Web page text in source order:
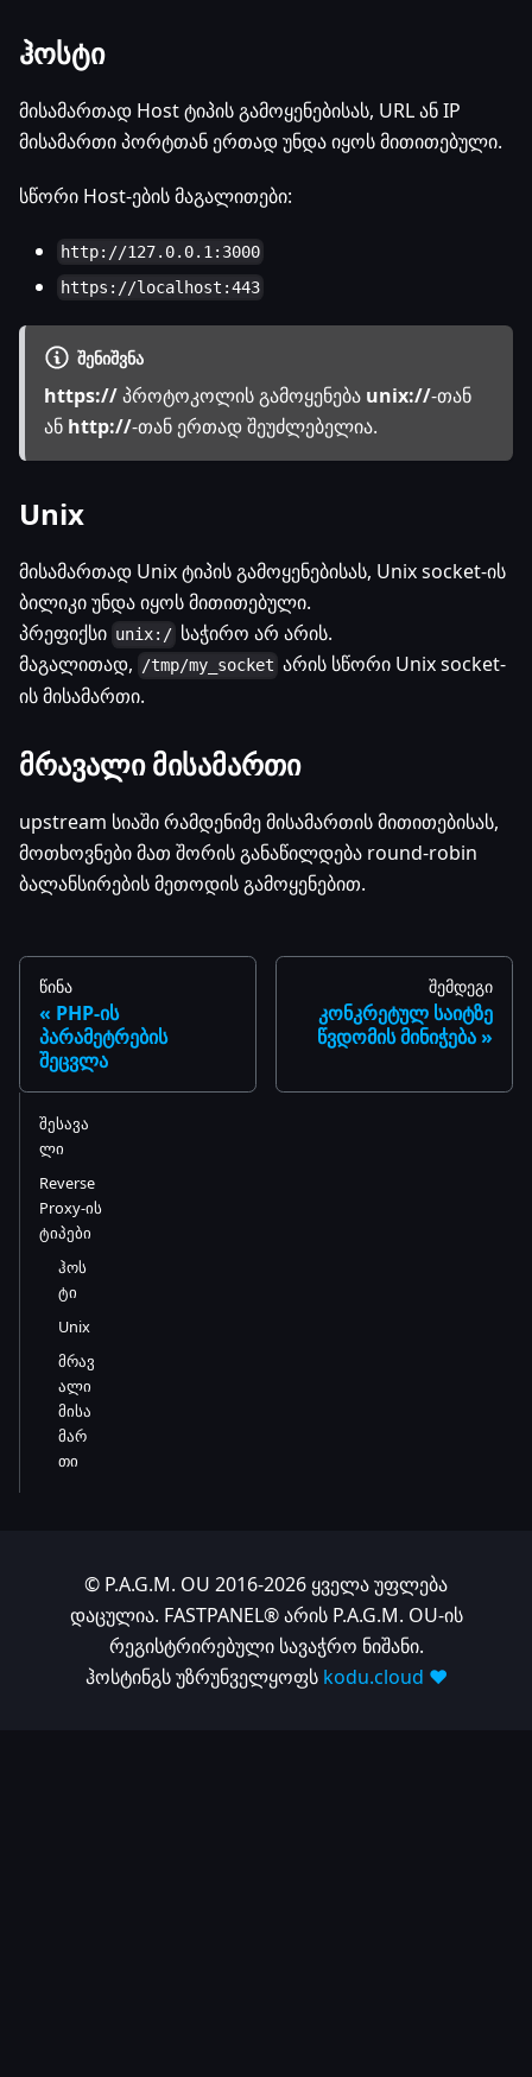
ჰოსტი
მისამართად Host ტიპის გამოყენებისას, URL ან IP
მისამართი პორტთან ერთად უნდა იყოს მითითებული.
სწორი Host-ების მაგალითები:
http://127.0.0.1:3000
https://localhost:443
ᲨᲔᲜᲘᲨᲕᲜᲐ
https://პროტოკოლის გამოყენება unix://-თან
ან http://-თან ერთად შეუძლებელია.
Unix
მისამართად Unix ტიპის გამოყენებისას, Unix socket-ის
ბილიკი უნდა იყოს მითითებული.
პრეფიქსი unix:/ საჭირო არ არის.
მაგალითად, /tmp/my_socket არის სწორი Unix socket-
ის მისამართი.
მრავალი მისამართი
upstream სიაში რამდენიმე მისამართის მითითებისას,
მოთხოვნები მათ შორის განაწილდება round-robin
ბალანსირების მეთოდის გამოყენებით.
წინა
PHP-ის
პარამეტრების
შეცვლა
შემდეგი
კონკრეტულ საიტზე
წვდომის მინიჭება
შესავა
ლი
Reverse
Proxy-ის
ტიპები
ჰოს
ტი
Unix
მრავ
ალი
მისა
მარ
თი
© P.A.G.M. OU 2016-2026 ყველა უფლება
დაცულია. FASTPANEL® არის P.A.G.M. OU-ის
რეგისტრირებული სავაჭრო ნიშანი.
ჰოსტინგს უზრუნველყოფს kodu.cloud ❤️